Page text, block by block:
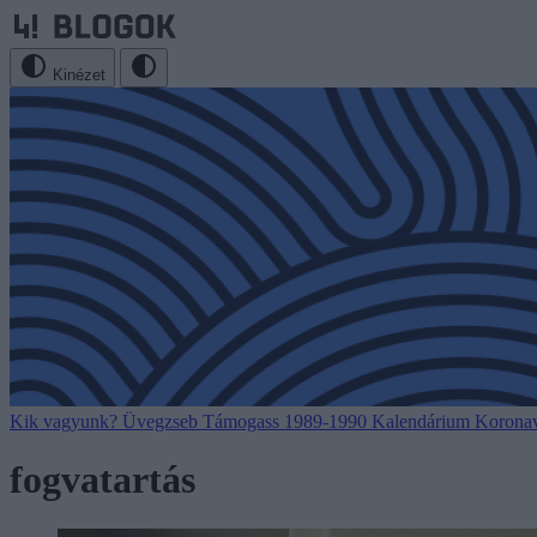
Kinézet
Kik vagyunk? Üvegzseb Támogass 1989-1990 Kalendárium
fogvatartás